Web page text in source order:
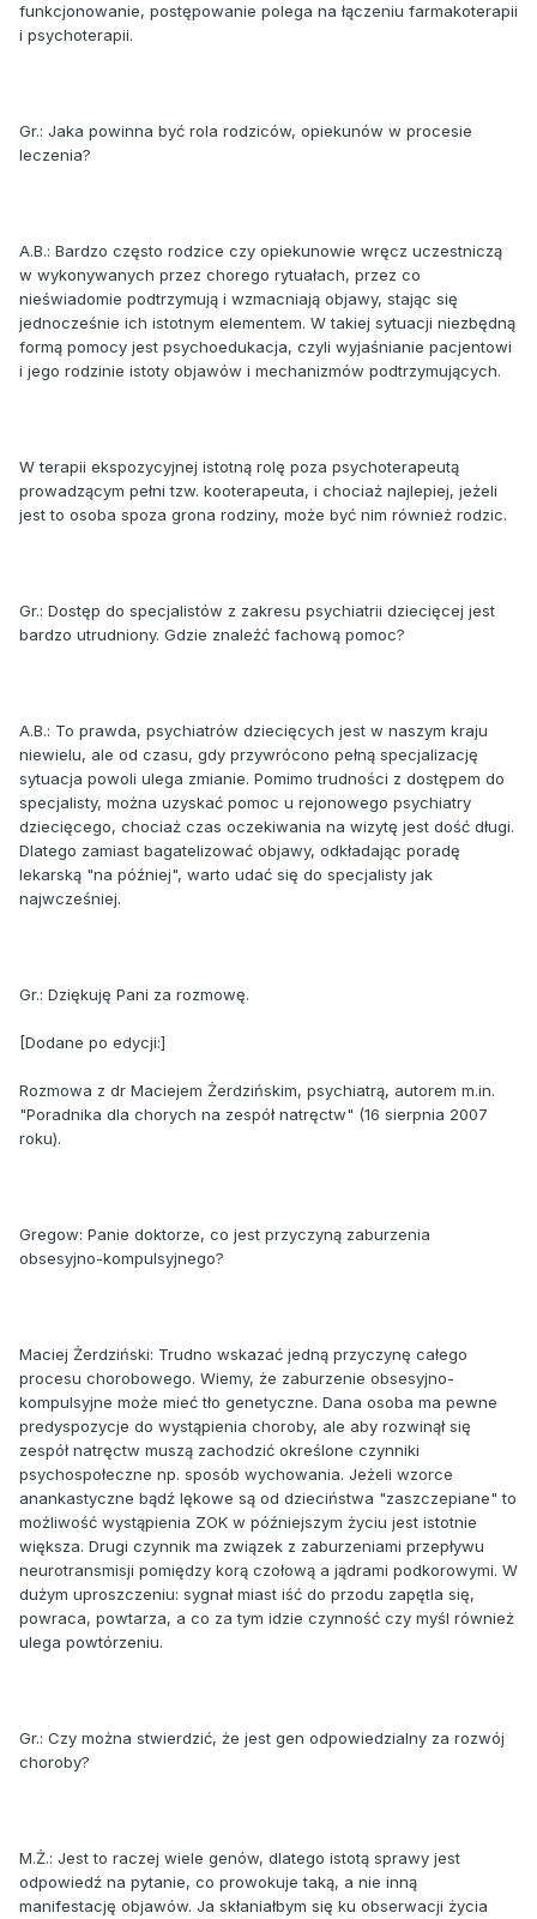
funkcjonowanie, postępowanie polega na łączeniu farmakoterapii
i psychoterapii.
Gr.: Jaka powinna być rola rodziców, opiekunów w procesie
leczenia?
A.B.: Bardzo często rodzice czy opiekunowie wręcz uczestniczą
w wykonywanych przez chorego rytuałach, przez co
nieświadomie podtrzymują i wzmacniają objawy, stając się
jednocześnie ich istotnym elementem. W takiej sytuacji niezbędną
formą pomocy jest psychoedukacja, czyli wyjaśnianie pacjentowi
i jego rodzinie istoty objawów i mechanizmów podtrzymujących.
W terapii ekspozycyjnej istotną rolę poza psychoterapeutą
prowadzącym pełni tzw. kooterapeuta, i chociaż najlepiej, jeżeli
jest to osoba spoza grona rodziny, może być nim również rodzic.
Gr.: Dostęp do specjalistów z zakresu psychiatrii dziecięcej jest
bardzo utrudniony. Gdzie znaleźć fachową pomoc?
A.B.: To prawda, psychiatrów dziecięcych jest w naszym kraju
niewielu, ale od czasu, gdy przywrócono pełną specjalizację
sytuacja powoli ulega zmianie. Pomimo trudności z dostępem do
specjalisty, można uzyskać pomoc u rejonowego psychiatry
dziecięcego, chociaż czas oczekiwania na wizytę jest dość długi.
Dlatego zamiast bagatelizować objawy, odkładając poradę
lekarską "na później", warto udać się do specjalisty jak
najwcześniej.
Gr.: Dziękuję Pani za rozmowę.
[Dodane po edycji:]
Rozmowa z dr Maciejem Żerdzińskim, psychiatrą, autorem m.in.
"Poradnika dla chorych na zespół natręctw" (16 sierpnia 2007
roku).
Gregow: Panie doktorze, co jest przyczyną zaburzenia
obsesyjno-kompulsyjnego?
Maciej Żerdziński: Trudno wskazać jedną przyczynę całego
procesu chorobowego. Wiemy, że zaburzenie obsesyjno-
kompulsyjne może mieć tło genetyczne. Dana osoba ma pewne
predyspozycje do wystąpienia choroby, ale aby rozwinął się
zespół natręctw muszą zachodzić określone czynniki
psychospołeczne np. sposób wychowania. Jeżeli wzorce
anankastyczne bądź lękowe są od dzieciństwa "zaszczepiane" to
możliwość wystąpienia ZOK w późniejszym życiu jest istotnie
większa. Drugi czynnik ma związek z zaburzeniami przepływu
neurotransmisji pomiędzy korą czołową a jądrami podkorowymi. W
dużym uproszczeniu: sygnał miast iść do przodu zapętla się,
powraca, powtarza, a co za tym idzie czynność czy myśl również
ulega powtórzeniu.
Gr.: Czy można stwierdzić, że jest gen odpowiedzialny za rozwój
choroby?
M.Ż.: Jest to raczej wiele genów, dlatego istotą sprawy jest
odpowiedź na pytanie, co prowokuje taką, a nie inną
manifestację objawów. Ja skłaniałbym się ku obserwacji życia